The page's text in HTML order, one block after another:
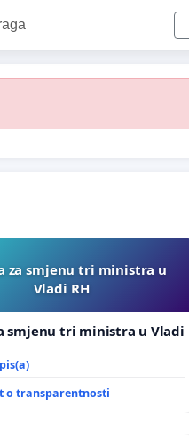
za smjenu tri ministra u
Vladi RH
smjenu tri ministra u Vladi
o transparentnosti